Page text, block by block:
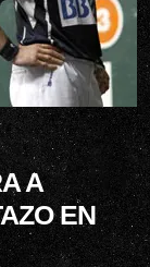
A
EN